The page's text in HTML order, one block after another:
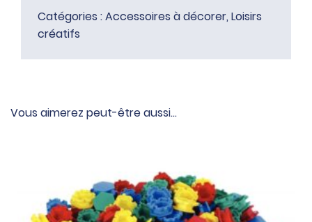
Catégories :Accessoires à décorer, Loisirs
créatifs
Vous aimerez peut-être aussi…